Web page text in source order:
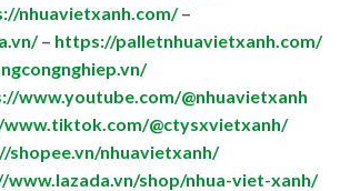
nhuavietxanh.com/–
– https://palletnhuavietxanh.com/
www.youtube.com/@nhuavietxanh
@ctysxvietxanh/
shopee.vn/nhuavietxanh/
www.lazada.vn/shop/nhua-viet-xanh/